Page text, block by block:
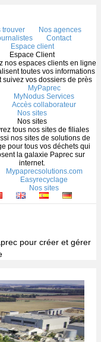
trouver
Nos agences
Contact
Espace client
Espace Client
nos espaces clients en ligne
toutes vos informations
suivez vos dossiers de près
MyPaprec
MyNodus Services
Accès collaborateur
Nos sites
Nos sites
tous nos sites de filiales
nos sites de solutions de
pour tous vos déchets qui
la galaxie Paprec sur
internet.
Mypaprecsolutions.com
Easyrecyclage
Nos sites
pour créer et gérer